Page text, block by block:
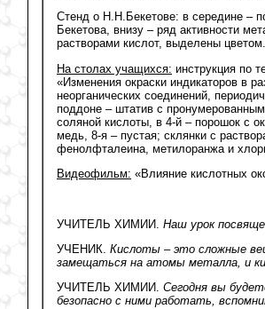
Стенд о Н.Н.Бекетове: в середине –
Бекетова, внизу – ряд активности
растворами кислот, выделены
На столах учащихся: инструкция по
«Изменения окраски индикаторов в
неорганических соединений,
поддоне – штатив с
соляной кислоты, в 4-й – порошок с
медь, 8-я – пустая; склянки с
фенолфталеина, метилоранжа и
Видеофильм: «Влияние кислотных
УЧИТЕЛЬ ХИМИИ. Наш урок
УЧЕНИК. Кислоты – это сложные
замещаться на атомы металла, и
УЧИТЕЛЬ ХИМИИ. Сегодня вы
безопасно с ними работать,